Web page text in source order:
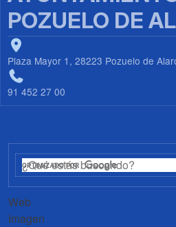
POZUELO DE
Plaza Mayor 1, 28223 Pozuelo de
91 452 27 00
Web
Imagen